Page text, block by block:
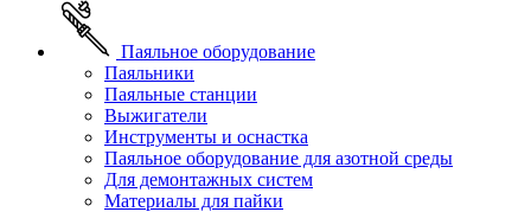
Паяльное оборудование
Паяльники
Паяльные станции
Выжигатели
Инструменты и оснастка
Паяльное оборудование для азотной среды
Для демонтажных систем
Материалы для пайки